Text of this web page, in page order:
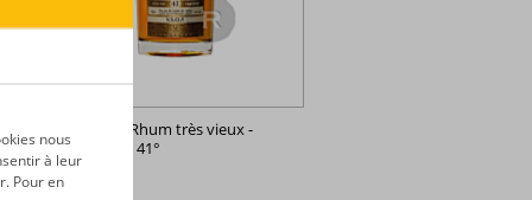
Rhum très vieux -
VSOP - 70cl - 41°
nous
à leur
Pour en